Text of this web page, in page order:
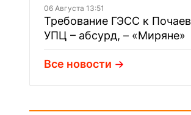
06 Августа 13:51
Требование ГЭСС к
УПЦ – абсурд, – «Миряне»
Все новости